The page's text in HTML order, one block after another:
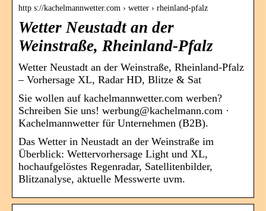
http s://kachelmannwetter.com › wetter › rheinland-pfalz
Wetter Neustadt an der
Weinstraße, Rheinland-Pfalz
Wetter Neustadt an der Weinstraße, Rheinland-Pfalz
– Vorhersage XL, Radar HD, Blitze & Sat
Sie wollen auf kachelmannwetter.com werben?
Schreiben Sie uns! werbung@kachelmann.com ·
Kachelmannwetter für Unternehmen (B2B).
Das Wetter in Neustadt an der Weinstraße im
Überblick: Wettervorhersage Light und XL,
hochaufgelöstes Regenradar, Satellitenbilder,
Blitzanalyse, aktuelle Messwerte uvm.